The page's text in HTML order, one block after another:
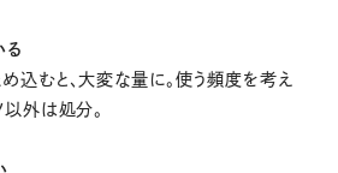
る
込むと、大変な量に。使う頻度を考え
以外は処分。